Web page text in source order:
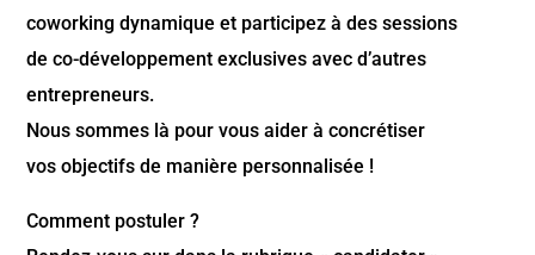
coworking dynamique et participez à des sessions
de co-développement exclusives avec d’autres
entrepreneurs.
Nous sommes là pour vous aider à concrétiser
vos objectifs de manière personnalisée !
Comment postuler ?